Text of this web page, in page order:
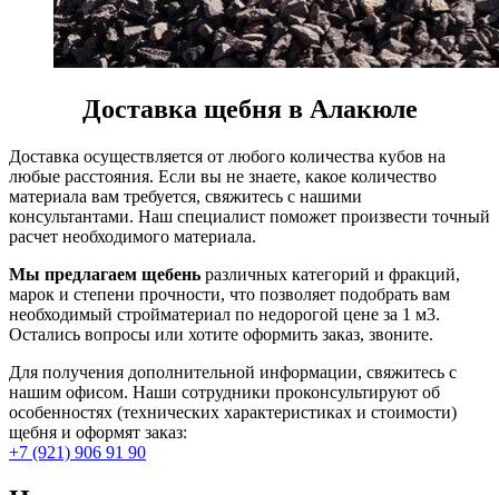
Доставка щебня в Алакюле
Доставка осуществляется от любого количества кубов на
любые расстояния. Если вы не знаете, какое количество
материала вам требуется, свяжитесь с нашими
консультантами. Наш специалист поможет произвести точный
расчет необходимого материала.
Мы предлагаем щебень различных категорий и фракций,
марок и степени прочности, что позволяет подобрать вам
необходимый стройматериал по недорогой цене за 1 м3.
Остались вопросы или хотите оформить заказ, звоните.
Для получения дополнительной информации, свяжитесь с
нашим офисом. Наши сотрудники проконсультируют об
особенностях (технических характеристиках и стоимости)
щебня и оформят заказ:
+7 (921) 906 91 90